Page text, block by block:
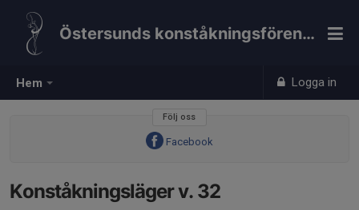
Hem Logga in
Östersunds konståkningsförening
Följ oss
Facebook
Konståkningsläger v. 32